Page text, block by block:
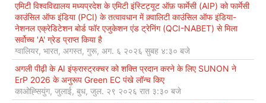
एमिटी विश्वविद्यालय मध्यप्रदेश के एमिटी इंस्टिट्यूट ऑफ़ फार्मेसी (AIP) को फार्मेसी
काउंसिल ऑफ इंडिया (PCI) के तत्वावधान में क़्वालिटी काउंसिल ऑफ इंडिया-
नेशनल एक्रेडिटेशन बोर्ड फॉर एजुकेशन एंड ट्रेनिंग (QCI-NABET) से मिला
सर्वोच्च 'A' ग्रेड प्राप्त किया है
ग्वालियर, भारत, अगस्त, गुरू, अग. ६ २०२६ सुबह ४:३० बजे
अगली पीढ़ी के AI इंफ्रास्ट्रक्चर को शक्ति प्रदान करने के लिए SUNON ने
ErP 2026 के अनुरूप Green EC पंखे लॉन्च किए
काओह्सियुंग, जुलाई, बुध, जुल. २९ २०२६ रात ३:३० बजे